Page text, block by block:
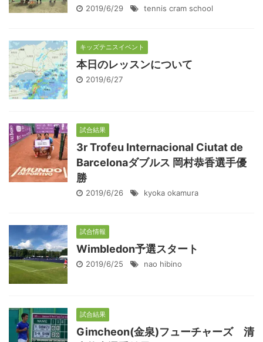
2019/6/29 tennis cram school
キッズテニスイベント
本日のレッスンについて
2019/6/27
試合結果
3r Trofeu Internacional Ciutat de
Barcelonaダブルス 岡村恭香選手優
勝
2019/6/26 kyoka okamura
試合情報
Wimbledon予選スタート
2019/6/25 nao hibino
試合結果
Gimcheon(金泉)フューチャーズ 清